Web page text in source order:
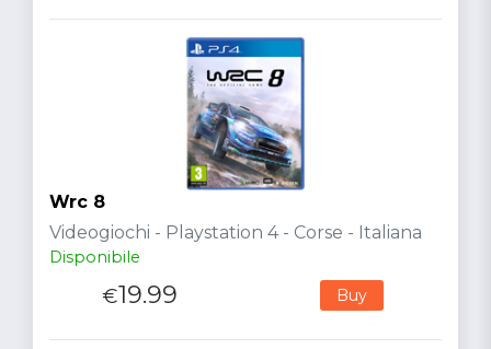
Wrc 8
Videogiochi - Playstation 4 - Corse - Italiana
Disponibile
€19.99 Buy